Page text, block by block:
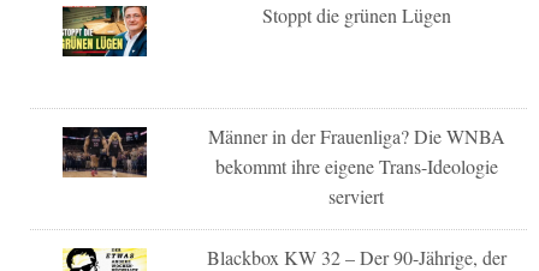
Stoppt die grünen Lügen
Männer in der Frauenliga? Die WNBA
bekommt ihre eigene Trans-Ideologie
serviert
Blackbox KW 32 – Der 90-Jährige, der